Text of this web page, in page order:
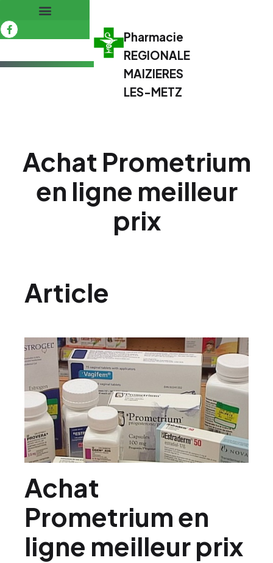
Pharmacie
REGIONALE
MAIZIERES
LES-METZ
Achat Prometrium
en ligne meilleur
prix
Article
Achat
Prometrium en
ligne meilleur prix